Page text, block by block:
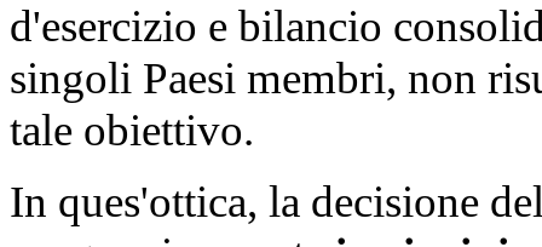
d'esercizio e bilancio
singoli Paesi membri, non
tale obiettivo.
In ques'ottica, la decisione